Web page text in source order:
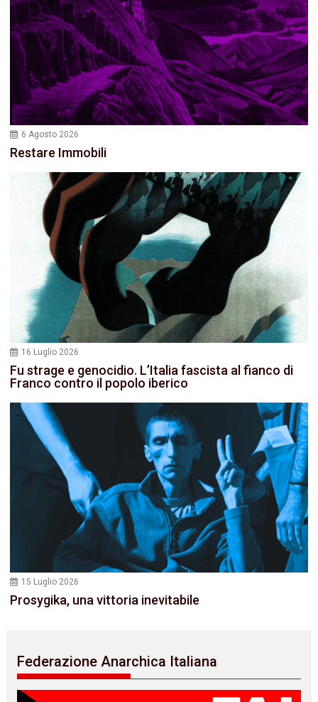
6 Agosto 2026
Restare Immobili
16 Luglio 2026
Fu strage e genocidio. L’Italia fascista al fianco di
Franco contro il popolo iberico
15 Luglio 2026
Prosygika, una vittoria inevitabile
Federazione Anarchica Italiana